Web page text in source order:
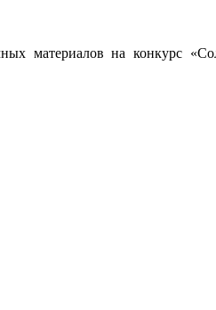
материалов на конкурс